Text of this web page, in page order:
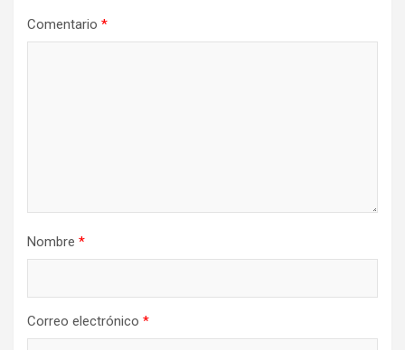
Comentario *
Nombre *
Correo electrónico *